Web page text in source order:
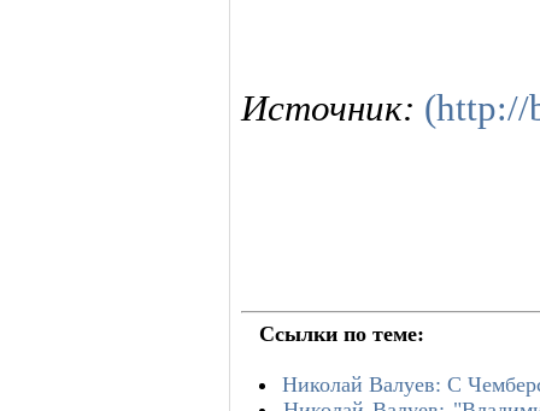
Источник: (http://
Ссылки по теме:
Николай Валуев: С